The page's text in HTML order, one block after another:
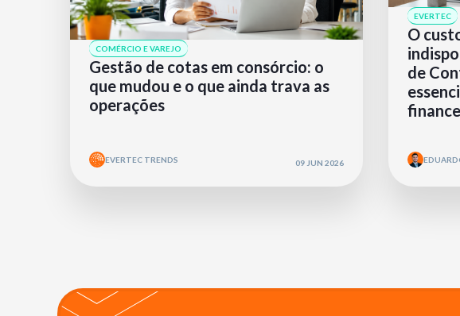
COMÉRCIO E VAREJO
Gestão de cotas em consórcio: o
que mudou e o que ainda trava as
operações
EVERTEC TRENDS 09 JUN 2026
EVERTEC
O
de